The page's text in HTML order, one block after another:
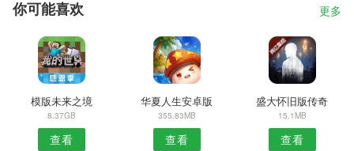
你可能喜欢 更多
模版未来之境
8.37GB
查看
华夏人生安卓版
355.83MB
查看
盛大怀旧版传奇
15.1MB
查看